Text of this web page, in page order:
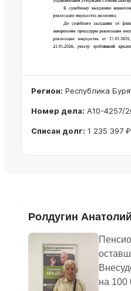
Регион: Республика
Номер дела: А10-4257/
Списан долг: 1 235 397 ₽
Ролдугин
на 100